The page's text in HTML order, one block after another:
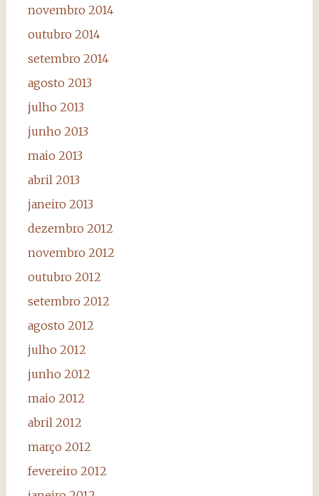
novembro 2014
outubro 2014
setembro 2014
agosto 2013
julho 2013
junho 2013
maio 2013
abril 2013
janeiro 2013
dezembro 2012
novembro 2012
outubro 2012
setembro 2012
agosto 2012
julho 2012
junho 2012
maio 2012
abril 2012
março 2012
fevereiro 2012